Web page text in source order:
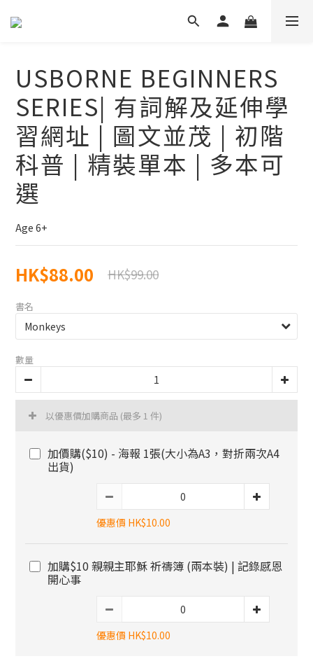
USBORNE BEGINNERS
SERIES| 有詞解及延伸學
習網址 | 圖文並茂 | 初階
科普 | 精裝單本 | 多本可
選
Age 6+
HK$88.00 HK$99.00
書名
數量
以優惠價加購商品 (最多 1 件)
加價購($10) - 海報 1張(大小為A3，對折兩次A4
出貨)
優惠價 HK$10.00
加購$10 親親主耶穌 祈禱簿 (兩本裝) | 記錄感恩
開心事
優惠價 HK$10.00